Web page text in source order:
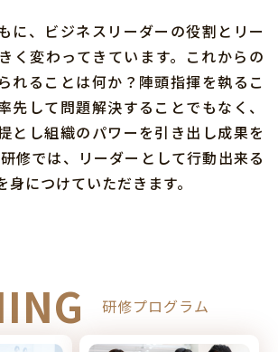
に、ビジネスリーダーの役割とリー
く変わってきています。これからの
れることは何か？陣頭指揮を執るこ
先して問題解決することでもなく、
とし組織のパワーを引き出し成果を
修では、リーダーとして行動出来る
につけていただきます。
研修プログラム